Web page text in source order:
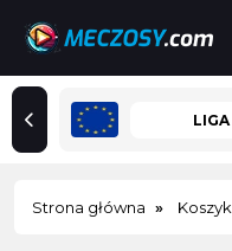
Strona główna